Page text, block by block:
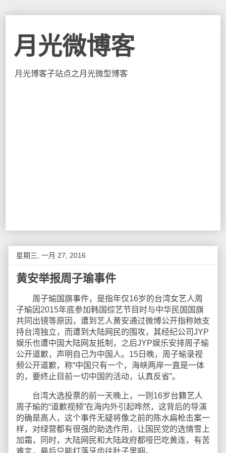
月光微博客
月光博客子站点之月光微型博客
星期三, 一月 27, 2016
黄安举报周子瑜事件
周子瑜国旗事件，是指年仅16岁的台湾女艺人周
子瑜因2015年底参加韩国综艺节目时与中华民国国旗
共同出镜等原因，遭到艺人黄安通过微博公开指称她支
持台湾独立，而遭到大陆网民的围攻，其经纪公司JYP
娱乐也遭中国大陆网友抵制，之后JYP娱乐安排周子瑜
公开道歉，声明自己为中国人。15日晚，周子瑜录视
频公开道歉，称“中国只有一个，海峡两岸一直是一体
的，要终止目前一切中国的活动，认真反省”。
台湾大选投票的前一天晚上，一则16岁台籍艺人
周子瑜的“道歉视频”在海内外引起哗然，这背后的导演
的确是高人，这个事件无疑将像之前的陈水扁枪击案一
样，对绿营都有很强的助选作用，让国民党的选情雪上
加霜，同时，大陆网民和大陆政府都哑巴吃黄连，有苦
难言，最后只能打落牙齿往肚子里咽。